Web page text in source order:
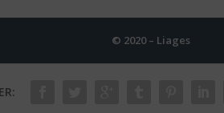
© 2020 – Liages